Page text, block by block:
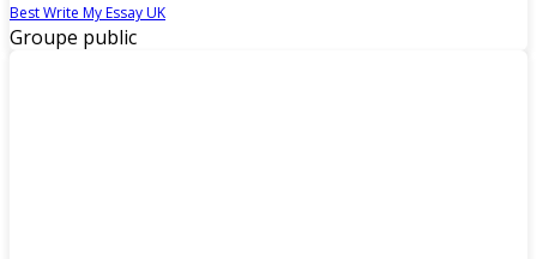
Best Write My Essay UK
Groupe public